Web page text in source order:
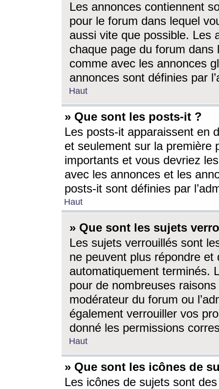
Les annonces contiennent
pour le forum dans lequel
aussi vite que possible. Les
chaque page du forum dans
comme avec les annonces
annonces sont définies par
Haut
» Que sont les posts-it ?
Les posts-it apparaissent en
et seulement sur la première
importants et vous devriez
avec les annonces et les
posts-it sont définies par
Haut
» Que sont les sujets
Les sujets verrouillés sont
ne peuvent plus répondre
automatiquement terminés.
pour de nombreuses
modérateur du forum ou
également verrouiller vos
donné les permissions
Haut
» Que sont les icônes de
Les icônes de sujets sont